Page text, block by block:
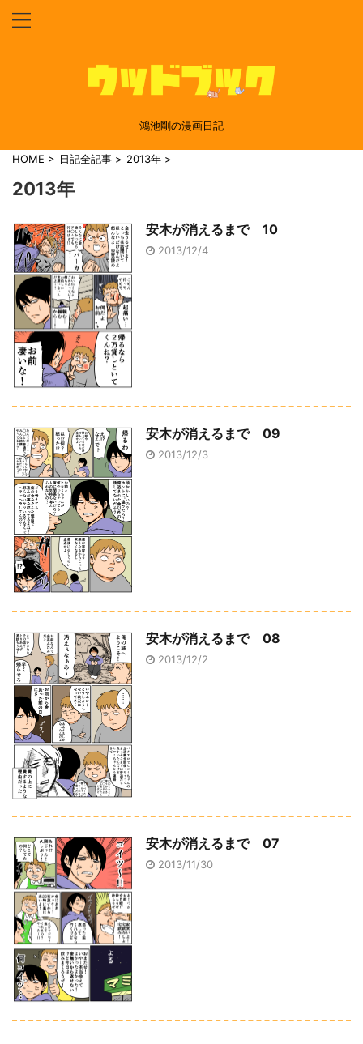
鴻池剛の漫画日記
HOME > 日記全記事 > 2013年 >
2013年
安木が消えるまで 10
2013/12/4
安木が消えるまで 09
2013/12/3
安木が消えるまで 08
2013/12/2
安木が消えるまで 07
2013/11/30